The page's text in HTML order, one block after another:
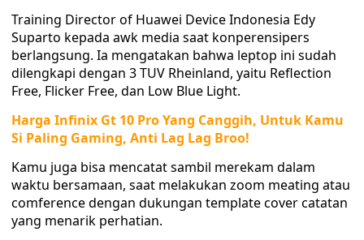
Training Director of Huawei Device Indonesia Edy
Suparto kepada awk media saat konperensipers
berlangsung. Ia mengatakan bahwa leptop ini sudah
dilengkapi dengan 3 TUV Rheinland, yaitu Reflection
Free, Flicker Free, dan Low Blue Light.
Harga Infinix Gt 10 Pro Yang Canggih, Untuk Kamu
Si Paling Gaming, Anti Lag Lag Broo!
Kamu juga bisa mencatat sambil merekam dalam
waktu bersamaan, saat melakukan zoom meating atau
comference dengan dukungan template cover catatan
yang menarik perhatian.